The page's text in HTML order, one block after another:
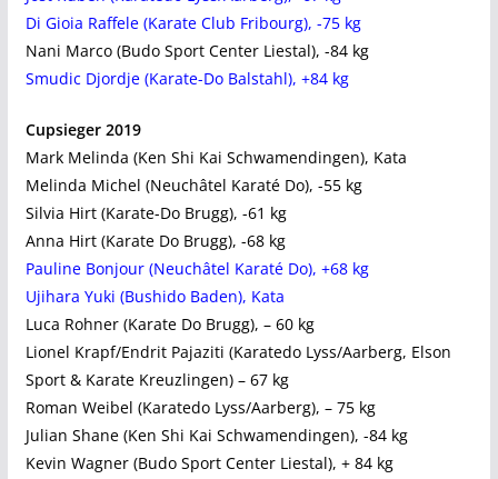
Di Gioia Raffele (Karate Club Fribourg), -75 kg
Nani Marco (Budo Sport Center Liestal), -84 kg
Smudic Djordje (Karate-Do Balstahl), +84 kg
Cupsieger 2019
Mark Melinda (Ken Shi Kai Schwamendingen), Kata
Melinda Michel (Neuchâtel Karaté Do), -55 kg
Silvia Hirt (Karate-Do Brugg), -61 kg
Anna Hirt (Karate Do Brugg), -68 kg
Pauline Bonjour (Neuchâtel Karaté Do), +68 kg
Ujihara Yuki (Bushido Baden), Kata
Luca Rohner (Karate Do Brugg), – 60 kg
Lionel Krapf/Endrit Pajaziti (Karatedo Lyss/Aarberg, Elson
Sport & Karate Kreuzlingen) – 67 kg
Roman Weibel (Karatedo Lyss/Aarberg), – 75 kg
Julian Shane (Ken Shi Kai Schwamendingen), -84 kg
Kevin Wagner (Budo Sport Center Liestal), + 84 kg